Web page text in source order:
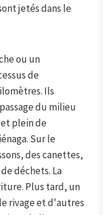
jetés dans le
ou un
de
Ils
du milieu
plein de
Sur le
des canettes,
déchets. La
Plus tard, un
rivage et d'autres